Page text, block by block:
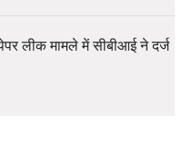
लीक मामले में सीबीआई ने दर्ज